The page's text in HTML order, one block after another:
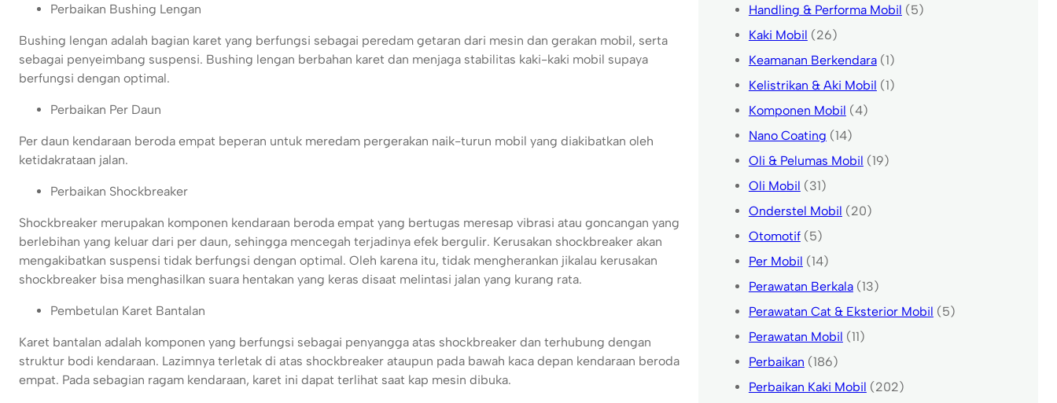
Perbaikan Bushing Lengan
Bushing lengan adalah bagian karet yang berfungsi sebagai peredam getaran dari mesin dan gerakan mobil, serta
sebagai penyeimbang suspensi. Bushing lengan berbahan karet dan menjaga stabilitas kaki-kaki mobil supaya
berfungsi dengan optimal.
Perbaikan Per Daun
Per daun kendaraan beroda empat beperan untuk meredam pergerakan naik-turun mobil yang diakibatkan oleh
ketidakrataan jalan.
Perbaikan Shockbreaker
Shockbreaker merupakan komponen kendaraan beroda empat yang bertugas meresap vibrasi atau goncangan yang
berlebihan yang keluar dari per daun, sehingga mencegah terjadinya efek bergulir. Kerusakan shockbreaker akan
mengakibatkan suspensi tidak berfungsi dengan optimal. Oleh karena itu, tidak mengherankan jikalau kerusakan
shockbreaker bisa menghasilkan suara hentakan yang keras disaat melintasi jalan yang kurang rata.
Pembetulan Karet Bantalan
Karet bantalan adalah komponen yang berfungsi sebagai penyangga atas shockbreaker dan terhubung dengan
struktur bodi kendaraan. Lazimnya terletak di atas shockbreaker ataupun pada bawah kaca depan kendaraan beroda
empat. Pada sebagian ragam kendaraan, karet ini dapat terlihat saat kap mesin dibuka.
Handling & Performa Mobil (5)
Kaki Mobil (26)
Keamanan Berkendara(1)
Kelistrikan & Aki Mobil (1)
Komponen Mobil (4)
Nano Coating (14)
Oli & Pelumas Mobil (19)
Oli Mobil (31)
Onderstel Mobil (20)
Otomotif(5)
Per Mobil (14)
Perawatan Berkala(13)
Perawatan Cat & Eksterior Mobil (5)
Perawatan Mobil (11)
Perbaikan (186)
Perbaikan Kaki Mobil (202)